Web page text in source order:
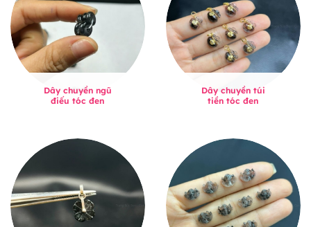
Dây chuyền ngũ
điếu tóc đen
Dây chuyền túi
tiền tóc đen